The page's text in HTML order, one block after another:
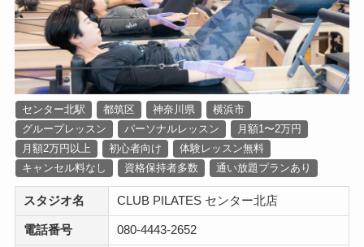
センター北駅 都筑区 神奈川県
横浜市
グループレッスン
パーソナルレッスン
月額1〜2万円
月額2万円以上
初心者向け
体験レッスン無料
キャンセル料なし
資格保持者多数 通い放題プランあり
スタジオ名 CLUB PILATES センター北店
電話番号 080-4443-2652